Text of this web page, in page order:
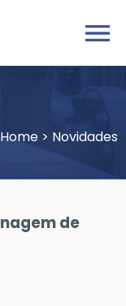
Home > Novidades
de